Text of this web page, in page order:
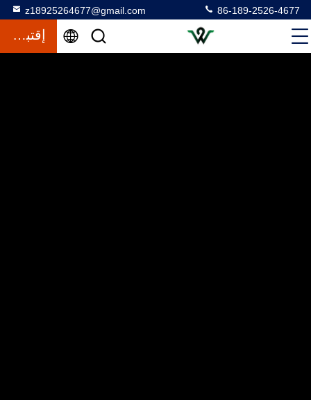
z18925264677@gmail.com 86-189-2526-4677
إقتباس